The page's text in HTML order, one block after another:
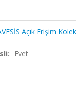
Açık Erişim
Evet